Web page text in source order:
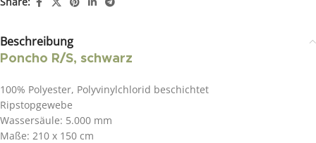
Beschreibung
Poncho R/S, schwarz
100% Polyester, Polyvinylchlorid beschichtet
Ripstopgewebe
Wassersäule: 5.000 mm
Maße: 210 x 150 cm